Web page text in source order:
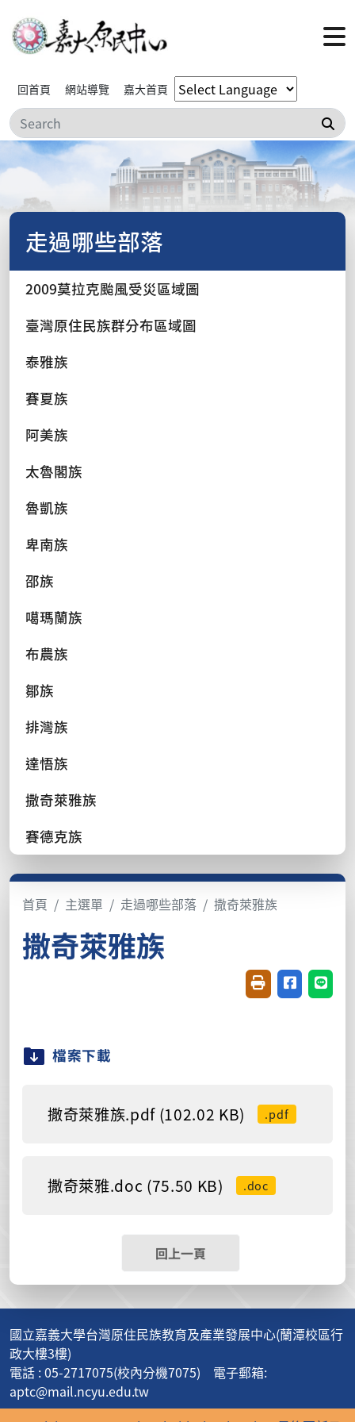
回首頁 網站導覽 嘉大首頁
搜
走過哪些部落
2009莫拉克颱風受災區域圖
臺灣原住民族群分布區域圖
泰雅族
賽夏族
阿美族
太魯閣族
魯凱族
卑南族
邵族
噶瑪蘭族
布農族
鄒族
排灣族
達悟族
撒奇萊雅族
賽德克族
首頁 主選單 走過哪些部落 撒奇萊雅族
撒奇萊雅族
友善列印(開新視
分享至臉書
分享
檔案下載
撒奇萊雅族.pdf (102.02 KB) .pdf
撒奇萊雅.doc (75.50 KB) .doc
回上一頁
國立嘉義大學台灣原住民族教育及產業發展中心(蘭潭校區行
政大樓3樓)
電話 : 05-2717075(校內分機7075) 電子郵箱:
aptc@mail.ncyu.edu.tw